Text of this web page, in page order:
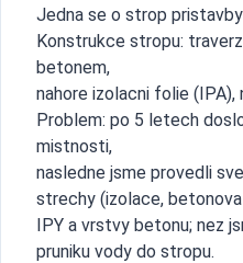
Jedna se o strop
Konstrukce stropu:
betonem,
nahore izolacni folie
Problem: po 5 letech
mistnosti,
nasledne jsme provedli
strechy (izolace,
IPY a vrstvy betonu; nez
pruniku vody do stropu.